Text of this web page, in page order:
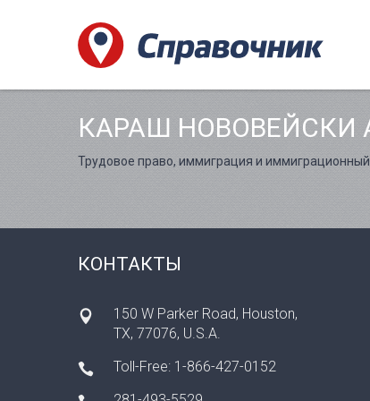
КАРАШ НОВОВЕЙСКИ
Трудовое право, иммиграция и иммиграционный
КОНТАКТЫ
150 W Parker Road, Houston,
TX, 77076, U.S.A.
Toll-Free: 1-866-427-0152